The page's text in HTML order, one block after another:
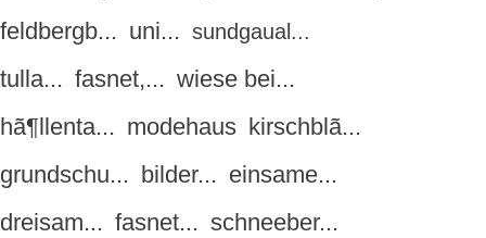
feldbergb... uni... sundgaual...
tulla... fasnet,... wiese bei...
hã¶llenta... modehaus kirschblã...
grundschu... bilder... einsame...
dreisam... fasnet... schneeber...